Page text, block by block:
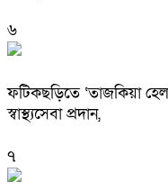
৬
ফটিকছড়িতে ‘তাজকিয়া
স্বাস্থ্যসেবা প্রদান,
৭